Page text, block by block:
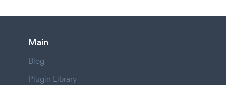
Main
Blog
Plugin Library